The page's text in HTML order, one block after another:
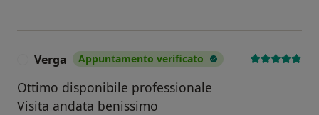
Verga Appuntamento verificato
Ottimo disponibile professionale
Visita andata benissimo